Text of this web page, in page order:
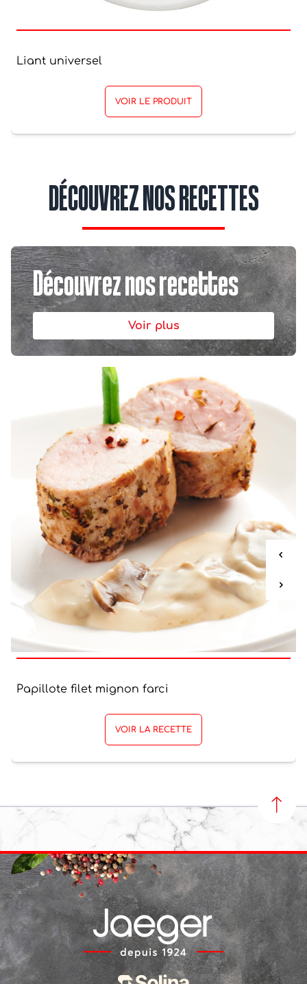
Liant universel
VOIR LE PRODUIT
DÉCOUVREZ NOS RECETTES
Découvrez nos recettes
Voir plus
Papillote filet mignon farci
VOIR LA RECETTE